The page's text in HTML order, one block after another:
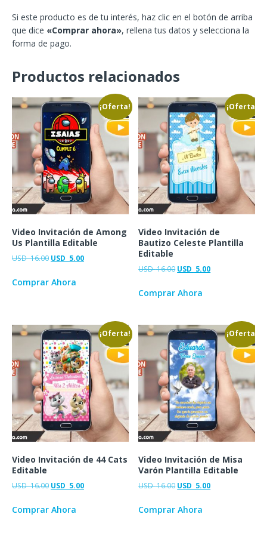
Si este producto es de tu interés, haz clic en el botón de arriba
que dice «Comprar ahora», rellena tus datos y selecciona la
forma de pago.
Productos relacionados
¡Oferta!
Video Invitación de Among
Us Plantilla Editable
USD16.00 USD 5.00
Comprar Ahora
¡Oferta!
Video Invitación de
Bautizo Celeste Plantilla
Editable
USD16.00 USD 5.00
Comprar Ahora
¡Oferta!
Video Invitación de 44 Cats
Editable
USD16.00 USD 5.00
Comprar Ahora
¡Oferta!
Video Invitación de Misa
Varón Plantilla Editable
USD16.00 USD 5.00
Comprar Ahora